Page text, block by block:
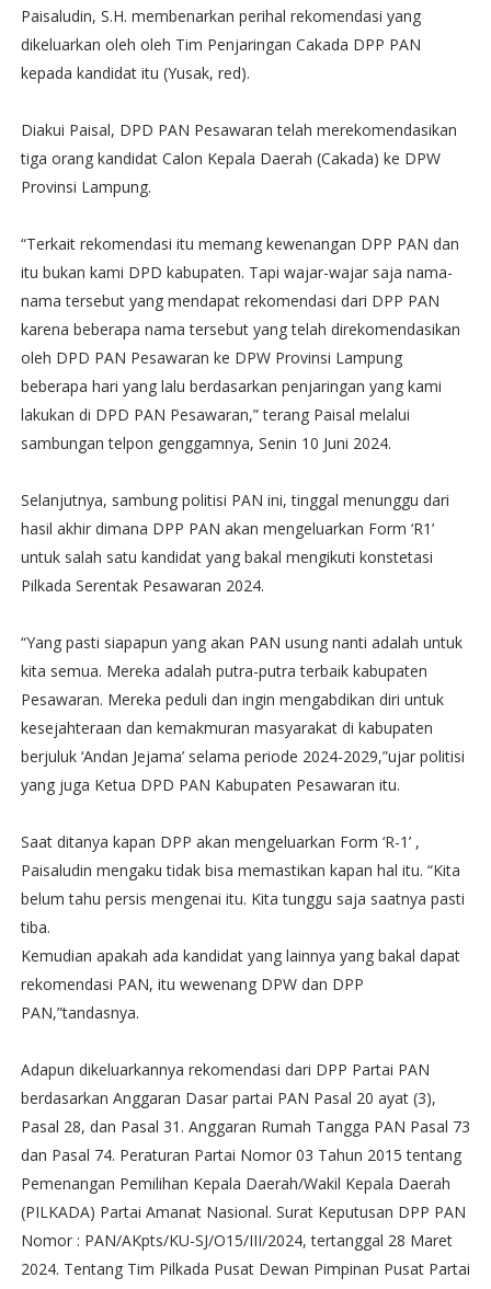
Paisaludin, S.H. membenarkan perihal rekomendasi yang
dikeluarkan oleh oleh Tim Penjaringan Cakada DPP PAN
kepada kandidat itu (Yusak, red).
Diakui Paisal, DPD PAN Pesawaran telah merekomendasikan
tiga orang kandidat Calon Kepala Daerah (Cakada) ke DPW
Provinsi Lampung.
“Terkait rekomendasi itu memang kewenangan DPP PAN dan
itu bukan kami DPD kabupaten. Tapi wajar-wajar saja nama-
nama tersebut yang mendapat rekomendasi dari DPP PAN
karena beberapa nama tersebut yang telah direkomendasikan
oleh DPD PAN Pesawaran ke DPW Provinsi Lampung
beberapa hari yang lalu berdasarkan penjaringan yang kami
lakukan di DPD PAN Pesawaran,” terang Paisal melalui
sambungan telpon genggamnya, Senin 10 Juni 2024.
Selanjutnya, sambung politisi PAN ini, tinggal menunggu dari
hasil akhir dimana DPP PAN akan mengeluarkan Form ‘R1’
untuk salah satu kandidat yang bakal mengikuti konstetasi
Pilkada Serentak Pesawaran 2024.
“Yang pasti siapapun yang akan PAN usung nanti adalah untuk
kita semua. Mereka adalah putra-putra terbaik kabupaten
Pesawaran. Mereka peduli dan ingin mengabdikan diri untuk
kesejahteraan dan kemakmuran masyarakat di kabupaten
berjuluk ‘Andan Jejama’ selama periode 2024-2029,”ujar politisi
yang juga Ketua DPD PAN Kabupaten Pesawaran itu.
Saat ditanya kapan DPP akan mengeluarkan Form ‘R-1’ ,
Paisaludin mengaku tidak bisa memastikan kapan hal itu. “Kita
belum tahu persis mengenai itu. Kita tunggu saja saatnya pasti
tiba.
Kemudian apakah ada kandidat yang lainnya yang bakal dapat
rekomendasi PAN, itu wewenang DPW dan DPP
PAN,”tandasnya.
Adapun dikeluarkannya rekomendasi dari DPP Partai PAN
berdasarkan Anggaran Dasar partai PAN Pasal 20 ayat (3),
Pasal 28, dan Pasal 31. Anggaran Rumah Tangga PAN Pasal 73
dan Pasal 74. Peraturan Partai Nomor 03 Tahun 2015 tentang
Pemenangan Pemilihan Kepala Daerah/Wakil Kepala Daerah
(PILKADA) Partai Amanat Nasional. Surat Keputusan DPP PAN
Nomor : PAN/AKpts/KU-SJ/O15/III/2024, tertanggal 28 Maret
2024. Tentang Tim Pilkada Pusat Dewan Pimpinan Pusat Partai